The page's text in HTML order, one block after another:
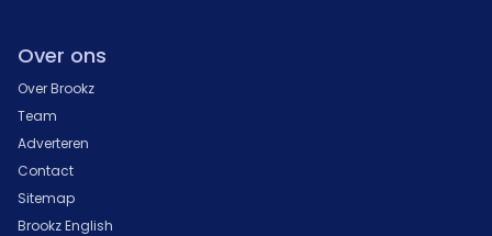
Over ons
Over Brookz
Team
Adverteren
Contact
Sitemap
Brookz English